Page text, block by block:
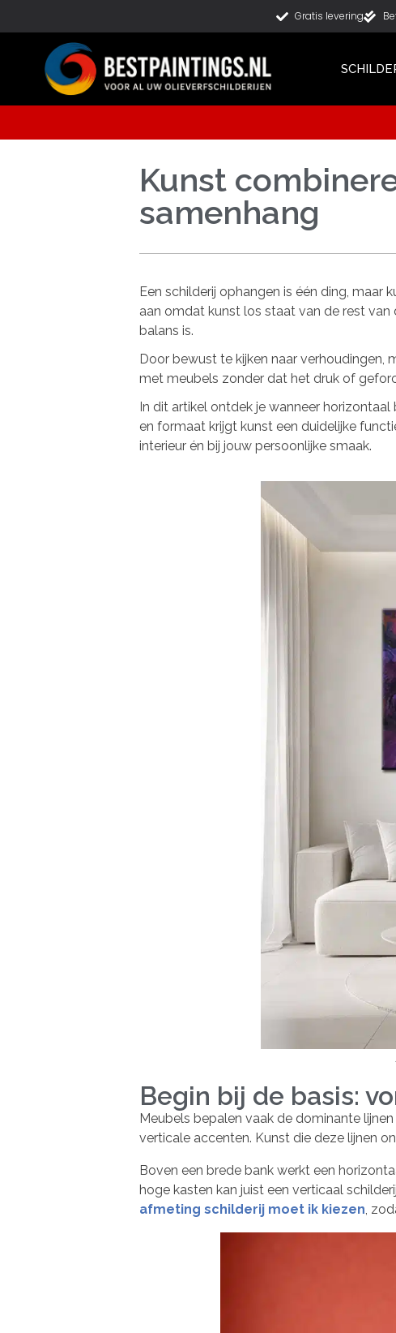
Gratis levering
Kunst
samenhang
Een schilderij ophangen is één ding, maar
aan omdat kunst los staat van de rest van
balans is.
Door bewust te kijken naar verhoudingen,
met meubels zonder dat het druk of
In dit artikel ontdek je wanneer
en formaat krijgt kunst een duidelijke
interieur én bij jouw persoonlijke smaak.
Begin bij de basis:
Meubels bepalen vaak de dominante
verticale accenten. Kunst die deze lijnen
Boven een brede bank werkt een
hoge kasten kan juist een verticaal
afmeting schilderij moet ik kiezen,